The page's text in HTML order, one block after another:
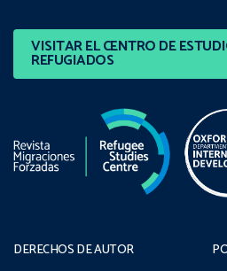
VISITAR EL CENTRO DE
REFUGIADOS
DERECHOS DE AUTOR